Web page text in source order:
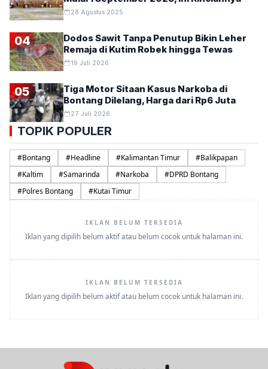
28 Agustus 2025
04
Dodos Sawit Tanpa Penutup Bikin Leher
Remaja di Kutim Robek hingga Tewas
19 Juli 2026
05
Tiga Motor Sitaan Kasus Narkoba di
Bontang Dilelang, Harga dari Rp6 Juta
27 Juli 2026
TOPIK POPULER
#Bontang #Headline #Kalimantan Timur #Balikpapan
#Kaltim #Samarinda #Narkoba #DPRD Bontang
#Polres Bontang #Kutai Timur
IKLAN BELUM TERSEDIA
Iklan yang dipilih belum aktif atau belum cocok untuk halaman ini.
IKLAN BELUM TERSEDIA
Iklan yang dipilih belum aktif atau belum cocok untuk halaman ini.